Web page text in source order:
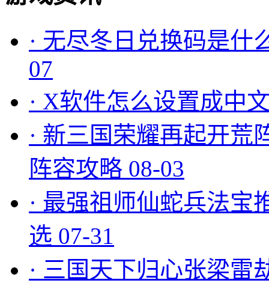
· 无尽冬日兑换码是什
07
· X软件怎么设置成中
· 新三国荣耀再起开荒
阵容攻略 08-03
· 最强祖师仙蛇兵法宝
选 07-31
· 三国天下归心张梁雷